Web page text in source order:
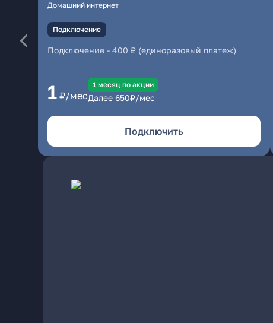
Домашний интернет
Подключение
Подключение - 400 ₽ (единоразовый платеж)
1 ₽/мес
1 месяц по акции
Далее 650₽/мес
Подключить